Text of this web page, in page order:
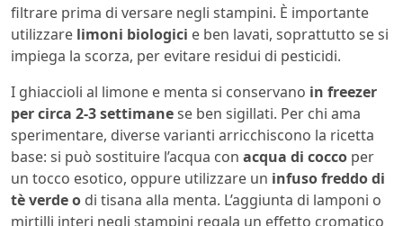
filtrare prima di versare negli stampini. È importante
utilizzare limoni biologici e ben lavati, soprattutto se si
impiega la scorza, per evitare residui di pesticidi.
I ghiaccioli al limone e menta si conservano in freezer
per circa 2-3 settimanese ben sigillati. Per chi ama
sperimentare, diverse varianti arricchiscono la ricetta
base: si può sostituire l’acqua con acqua di cocco per
un tocco esotico, oppure utilizzare un infuso freddo di
tè verde o di tisana alla menta. L’aggiunta di lamponi o
mirtilli interi negli stampini regala un effetto cromatico